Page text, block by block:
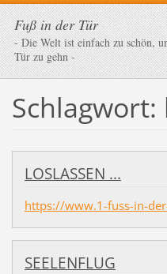
Fuß in der Tür
- Die Welt ist einfach zu schön,
Tür zu gehn -
Schlagwort:
LOSLASSEN ...
https://www.1-fuss-in-
SEELENFLUG